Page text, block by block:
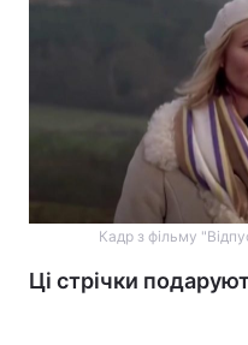
Кадр з фільму
Ці стрічки